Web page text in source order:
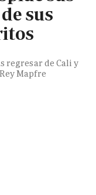
sus
regresar de Cali y
Mapfre